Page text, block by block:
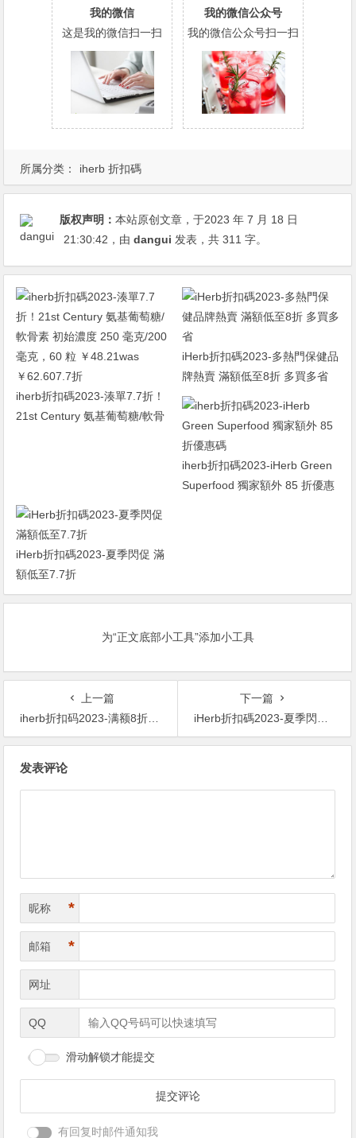
所属分类： iherb 折扣碼
我的微信
这是我的微信扫一扫
我的微信公众号
我的微信公众号扫一扫
版权声明：本站原创文章，于2023 年 7 月 18 日
21:30:42 ，由dangui 发表，共 311 字。
iherb折扣碼2023-湊單7.7折！
21st Century 氨基葡萄糖/軟骨
iHerb折扣碼2023-多熱門保健品
牌熱賣 滿額低至8折 多買多省
iherb折扣碼2023-iHerb Green
Superfood 獨家額外 85 折優惠
iHerb折扣碼2023-夏季閃促 滿
額低至7.7折
为“正文底部小工具”添加小工具
上一篇
iherb折扣码2023-满额8折！YumEarth 有a机糖果 50粒 ￥69.84was ￥87.308折
下一篇
iHerb折扣碼2023-夏季閃促 滿額低至7.7折
发表评论
昵称 *
邮箱 *
网址
QQ
滑动解锁才能提交
有回复时邮件通知我